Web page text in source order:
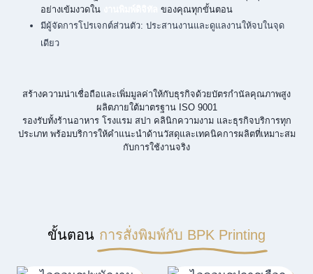
อย่างเข้มงวดใน
ของคุณทุกขั้นตอน
มีผู้จัดการโปรเจกต์ส่วนตัว: ประสานงานและดูแลงานให้จบในจุด
เดียว
สร้างความน่าเชื่อถือและเพิ่มมูลค่าให้กับธุรกิจด้วยบัตรกำนัลคุณภาพสูง
ผลิตภายใต้มาตรฐาน ISO 9001
รองรับทั้งร้านอาหาร โรงแรม สปา คลินิกความงาม และธุรกิจบริการทุก
ประเภท พร้อมบริการให้คำแนะนำด้านวัสดุและเทคนิคการผลิตที่เหมาะสม
กับการใช้งานจริง
ขั้นตอน การสั่งพิมพ์กับ BPK Printing